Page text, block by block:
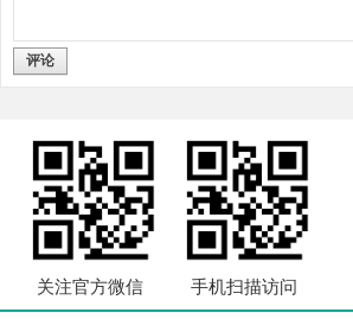
评论
关注官方微信 手机扫描访问